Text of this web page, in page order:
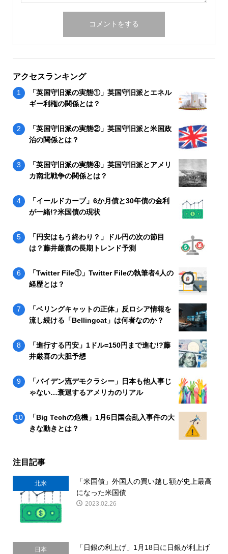
アクセスランキング
「英国守旧派の実態①」英国守旧派とエネル
ギー利権の関係とは？
「英国守旧派の実態②」英国守旧派と米国政
治の関係とは？
「英国守旧派の実態④」英国守旧派とアメリ
カ南北戦争の関係とは？
「イールドカーブ」6か月債と30年債の金利
が一緒!?米国債の現状
「円安はもう終わり？」ドル円の次の節目
は？藤井厳喜の長期トレンド予測
「Twitter File①」Twitter Fileの執筆者4人の
経歴とは？
「ベリングキャットの正体」反ロシア情報を
流し続ける「Bellingcat」は何者なのか？
「進行する円安」1ドル=150円まで進む!?藤
井厳喜の大胆予想
「バイデン流デモクラシー」日本も他人事じ
ゃない…衰退するアメリカのリアル
「Big Techの危機」1月6日国会乱入事件の大
きな動きとは？
注目記事
北米
「米国債」外国人の買い越し額が史上最高
になった米国債
2023.02.26
日本
「日銀の利上げ」1月18日に日銀が利上げ